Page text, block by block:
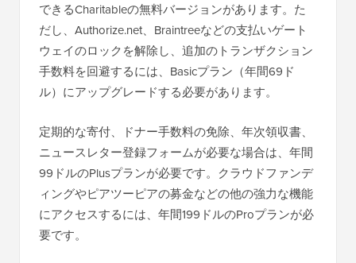
できるCharitableの無料バージョンがあります。た
だし、Authorize.net、Braintreeなどの支払いゲート
ウェイのロックを解除し、追加のトランザクション
手数料を回避するには、Basicプラン（年間69ド
ル）にアップグレードする必要があります。
定期的な寄付、ドナー手数料の免除、年次領収書、
ニュースレター登録フォームが必要な場合は、年間
99ドルのPlusプランが必要です。クラウドファンデ
ィングやピアツーピアの募金などの他の強力な機能
にアクセスするには、年間199ドルのProプランが必
要です。